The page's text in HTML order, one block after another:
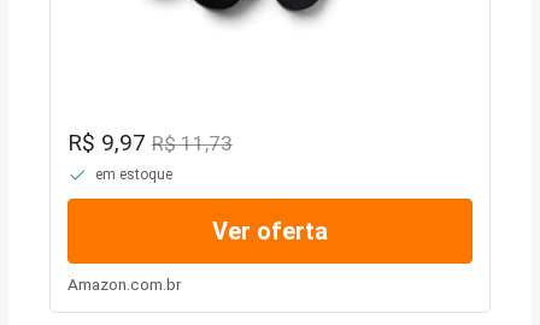
R$ 9,97R$ 11,73
em estoque
Ver oferta
Amazon.com.br